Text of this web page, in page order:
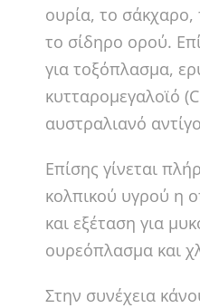
ουρία, το σάκχαρο,
το σίδηρο ορού.
για τοξόπλασμα,
κυτταρομεγαλοϊό
αυστραλιανό
Επίσης γίνεται
κολπικού υγρού η
και εξέταση για
ουρεόπλασμα και
Στην συνέχεια